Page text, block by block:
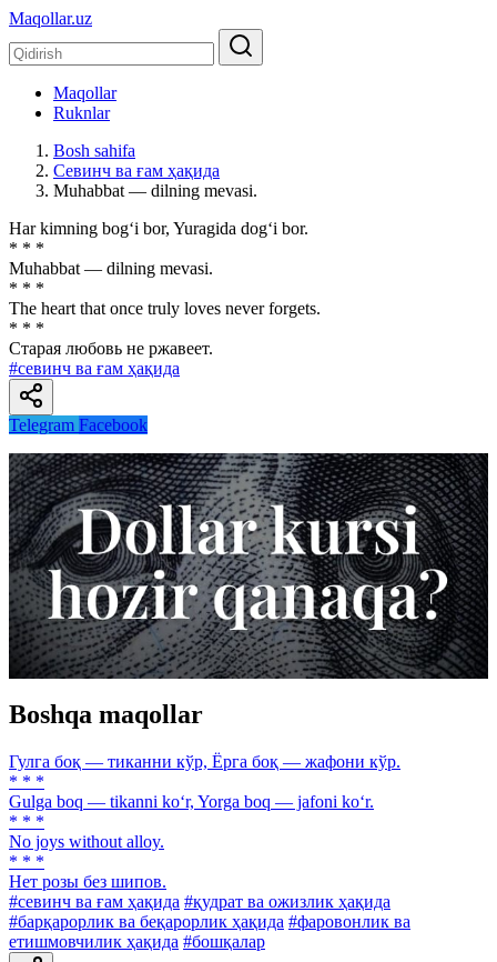
Maqollar.uz
Maqollar
Ruknlar
Bosh sahifa
Севинч ва ғам ҳақида
Muhabbat — dilning mevasi.
Har kimning bog‘i bor, Yuragida dog‘i bor.
* * *
Muhabbat — dilning mevasi.
* * *
The heart that once truly loves never forgets.
* * *
Старая любовь не ржавеет.
#севинч ва ғам ҳақида
Telegram Facebook
Boshqa maqollar
Гулга боқ — тиканни кўр, Ёрга боқ — жафони кўр.
* * *
Gulga boq — tikanni ko‘r, Yorga boq — jafoni ko‘r.
* * *
No joys without alloy.
* * *
Нет розы без шипов.
#севинч ва ғам ҳақида #қудрат ва ожизлик ҳақида
#барқарорлик ва беқарорлик ҳақида #фаровонлик ва
етишмовчилик ҳақида #бошқалар